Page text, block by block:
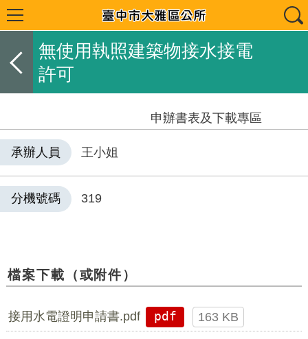
無使用執照建築物接水接電
許可
申辦書表及下載專區
承辦人員 王小姐
分機號碼 319
檔案下載（或附件）
接用水電證明申請書.pdf pdf 163 KB